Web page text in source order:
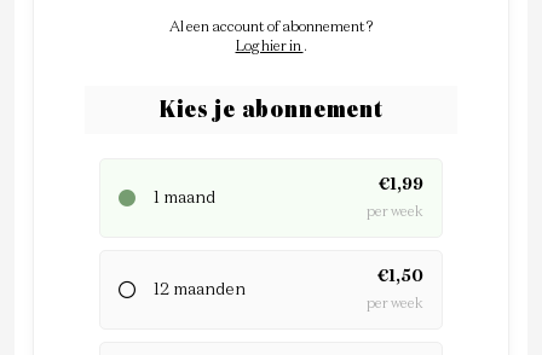
Al een account of abonnement?
Log hier in .
Kies je abonnement
1 maand
€1,99
per week
12 maanden
€1,50
per week